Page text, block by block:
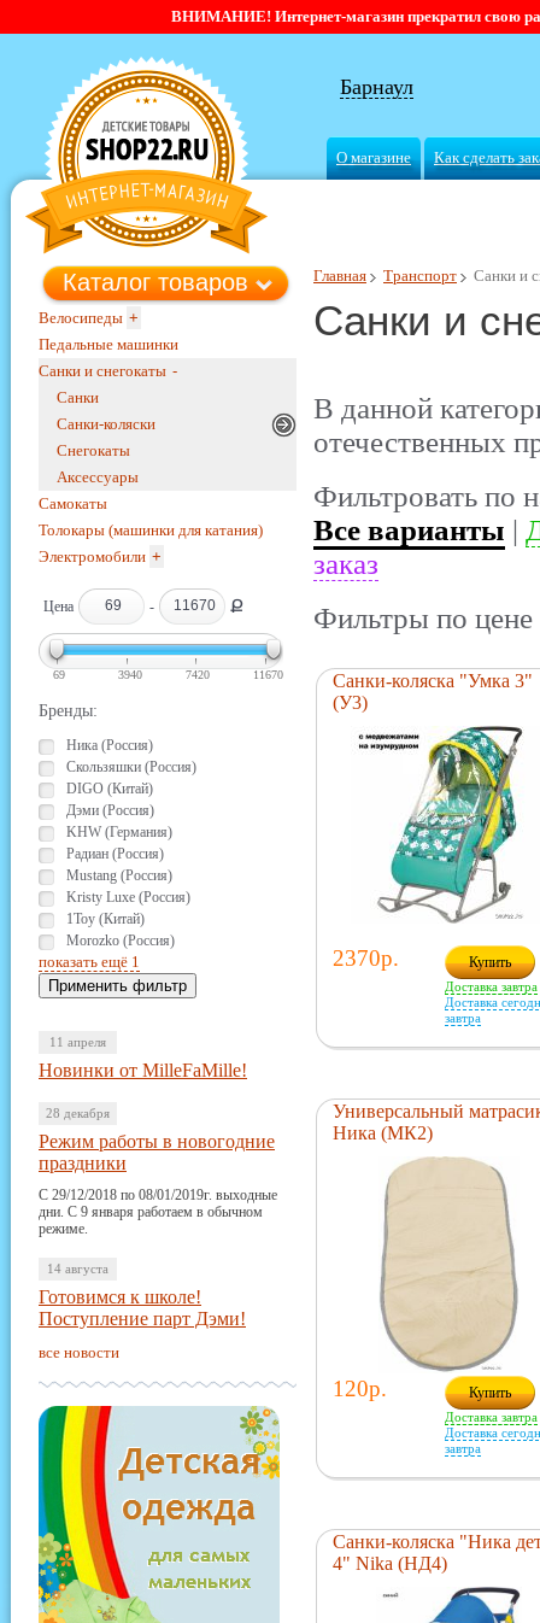
ВНИМАНИЕ! Интернет-магазин прекратил свою
Барнаул
О магазине Как сделать
Главная Транспорт Санки и
Санки и
В данной
отечественных
Фильтровать по
Все варианты |
заказ
Фильтры по цене
Каталог товаров
Велосипеды +
Педальные машинки
Санки и снегокаты -
Санки
Санки-коляски
Снегокаты
Аксессуары
Самокаты
Толокары (машинки для катания)
Электромобили +
Цена - Ք
69 3940 7420 11670
Бренды:
Ника (Россия)
Скользяшки (Россия)
DIGO (Китай)
Дэми (Россия)
KHW (Германия)
Радиан (Россия)
Mustang (Россия)
Kristy Luxe (Россия)
1Toy (Китай)
Morozko (Россия)
показать ещё 1
11 апреля
Новинки от MilleFaMille!
28 декабря
Режим работы в новогодние
праздники
С 29/12/2018 по 08/01/2019г. выходные
дни. С 9 января работаем в обычном
режиме.
14 августа
Готовимся к школе!
Поступление парт Дэми!
все новости
Санки-коляска "Умка 3"
(У3)
2370р. Купить
Доставка завтра
Доставка
завтра
Универсальный
Ника (МК2)
120р. Купить
Доставка завтра
Доставка
завтра
Санки-коляска "Ника
4" Nika (НД4)